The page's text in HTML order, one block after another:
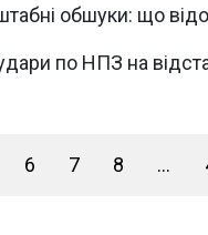
обшуки: що
по НПЗ на
6 7 8 ...